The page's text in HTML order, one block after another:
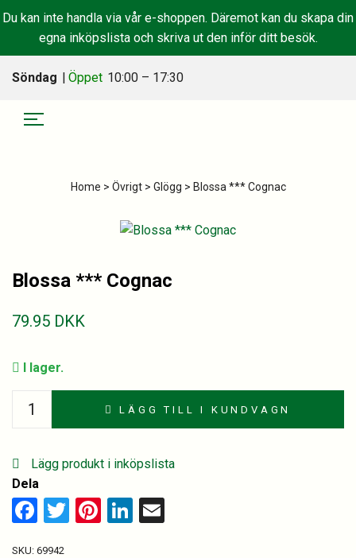
Du kan inte handla via vår e-shoppen. Däremot kan du skapa din
egna inköpslista och skriva ut den inför ditt besök.
Söndag | Öppet 10:00 – 17:30
Home > Övrigt> Glögg > Blossa *** Cognac
Blossa *** Cognac
79.95 DKK
I lager.
Blossa
quantity
LÄGG TILL I KUNDVAGN
Lägg produkt i inköpslista
Dela
Facebook
TwitterPinterest
LinkedIn
SKU: 69942